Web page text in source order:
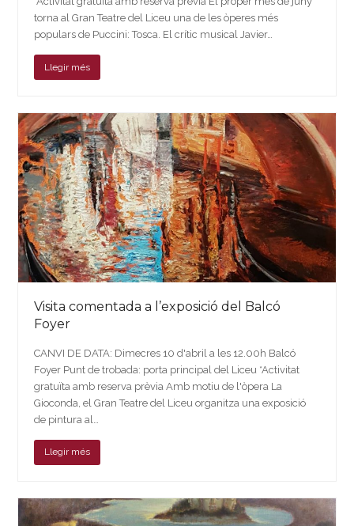
torna al Gran Teatre del Liceu una de les òperes més
populars de Puccini: Tosca. El crític musical Javier…
Llegir més
Visita comentada a l’exposició del Balcó
Foyer
CANVI DE DATA: Dimecres 10 d'abril a les 12.00h Balcó
Foyer Punt de trobada: porta principal del Liceu *Activitat
gratuïta amb reserva prèvia Amb motiu de l'òpera La
Gioconda, el Gran Teatre del Liceu organitza una exposició
de pintura al…
Llegir més